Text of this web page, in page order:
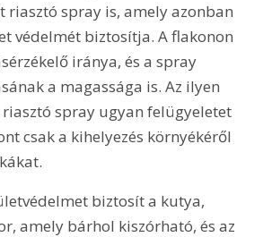
riasztó spray is, amely azonban
védelmét biztosítja. A flakonon
iránya, és a spray
a magassága is. Az ilyen
riasztó spray ugyan felügyeletet
csak a kihelyezés környékéről
biztosít a kutya,
amely bárhol kiszórható, és az